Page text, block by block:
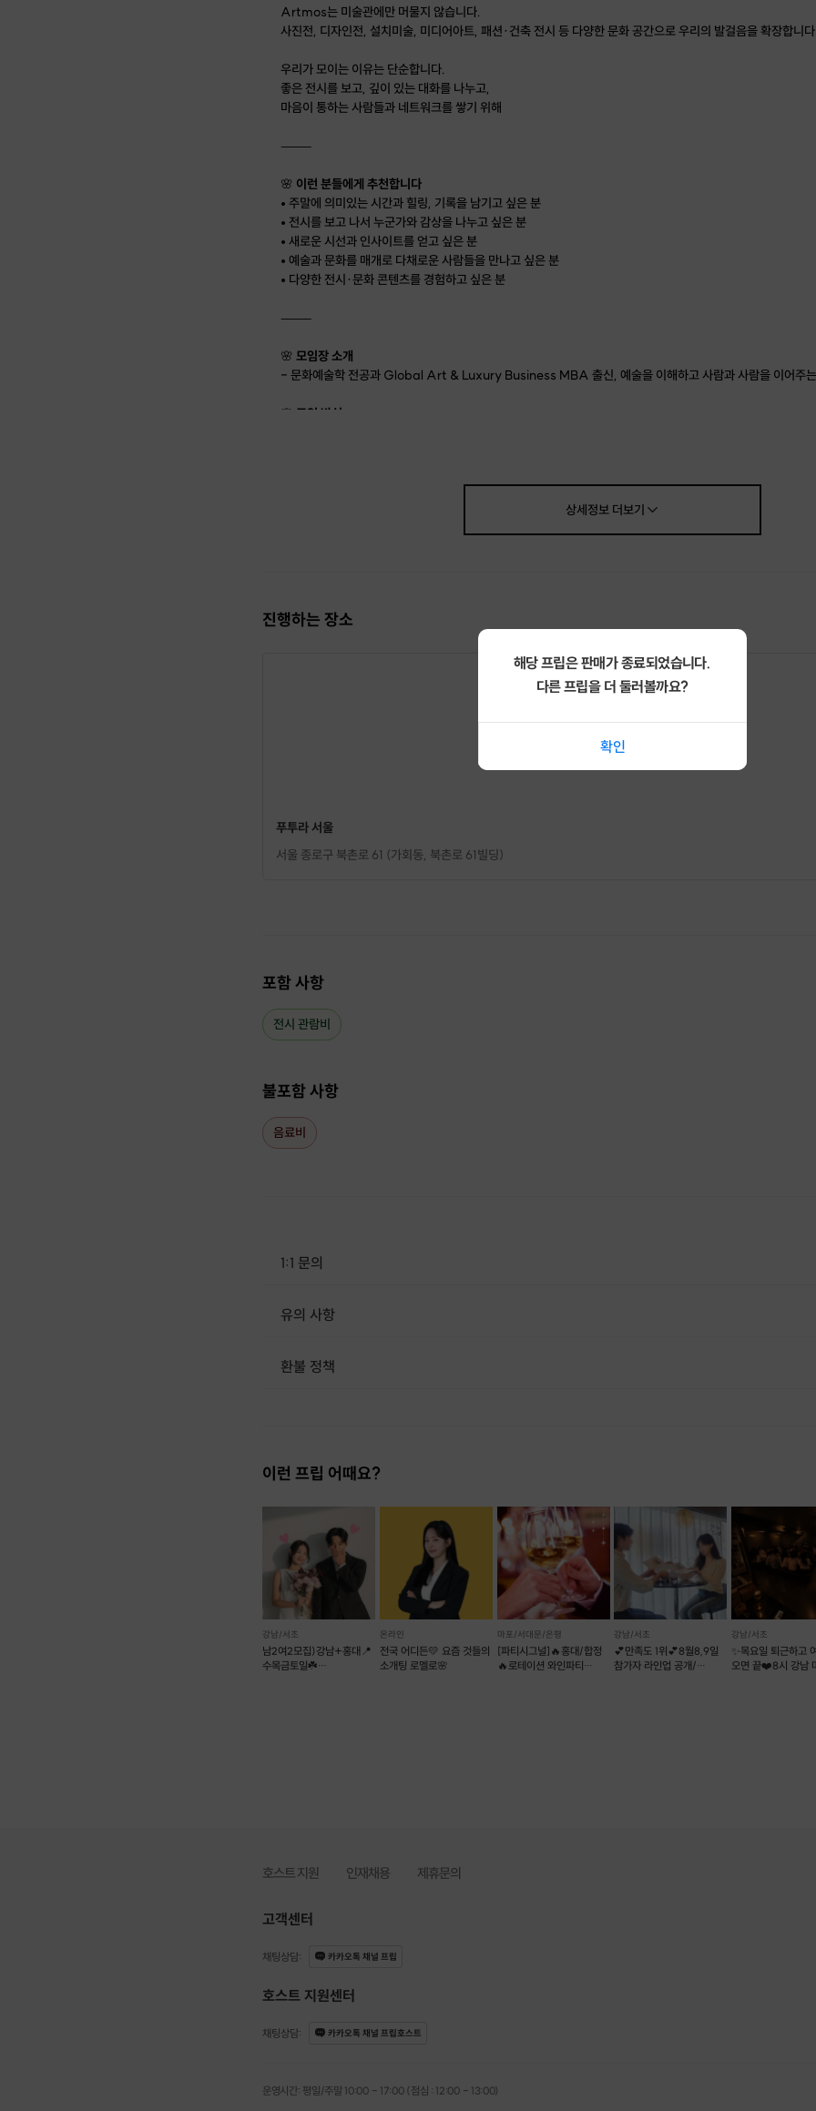
Artmos는 미술관에만 머물지 않습니다.
사진전, 디자인전, 설치미술, 미디어아트, 패션·건축 전시 등 다양한 문화 공간으로 우리의 발걸음을 확장합니
우리가 모이는 이유는 단순합니다.
좋은 전시를 보고, 깊이 있는 대화를 나누고,
마음이 통하는 사람들과 네트워크를 쌓기 위해
⸻
🌸 이런 분들에게 추천합니다
• 주말에 의미있는 시간과 힐링, 기록을 남기고 싶은 분
• 전시를 보고 나서 누군가와 감상을 나누고 싶은 분
• 새로운 시선과 인사이트를 얻고 싶은 분
• 예술과 문화를 매개로 다채로운 사람들을 만나고 싶은 분
• 다양한 전시·문화 콘텐츠를 경험하고 싶은 분
⸻
🌸 모임장 소개
- 문화예술학 전공과 Global Art & Luxury Business MBA 출신, 예술을 이해하고 사람과 사람을 이어주
🌸 모임 방식
– 소규모로 간단한 미션을 수행하며, 멤버들이 모여 전시를 관람하며 공간을 향유합니다.
- 장소: 푸투라 서울 (서울 종로구 북촌로 61 FUTURA SEOUL)
• 혼자 전시 보러 가는 게 어색한 분도 편하게 참여할 수 있도록, 따뜻하고 열린 분위기를 만들겠습니다.
• 단순한 모임이 아닌, 문화와 사람을 연결하는 커뮤니티로 성장하겠습니다.
상세정보더보기
진행하는 장소
푸투라 서울
서울 종로구 북촌로 61 (가회동, 북촌로 61빌딩)
포함 사항
전시 관람비
불포함 사항
음료비
1:1 문의
유의 사항
환불 정책
이런 프립 어때요?
강남/서초
남2여2모집)강남+홍대📍
수목금토일☘️
온라인
전국 어디든💛 요즘 것들의
소개팅 로멜로🌸
마포/서대문/은평
[파티시그널]🔥홍대/합정
🔥로테이션 와인파티
강남/서초
💕만족도 1위💕8월8,9일
참가자 라인업 공개/
강남/서초
✨목요일 퇴근하고
오면 끝❤️8시 강남
호스트 지원 인재채용 제휴문의
고객센터
채팅상담: 카카오톡 채널 프립
호스트 지원센터
채팅상담: 카카오톡 채널 프립호스트
운영시간: 평일/주말 10:00 - 17:00 (점심 : 12:00 - 13:00)
해당 프립은 판매가 종료되었습니다.
다른 프립을 더 둘러볼까요?
확인